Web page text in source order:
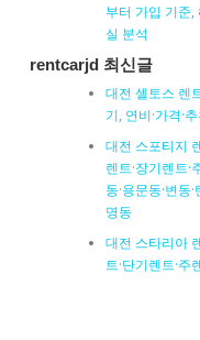
부터 가입 기준,
실 분석
rentcarjd 최신글
대전 셀토스 렌
기, 연비·가격·
대전 스포티지
렌트·장기렌트
동·용문동·변동
명동
대전 스타리아
트·단기렌트·